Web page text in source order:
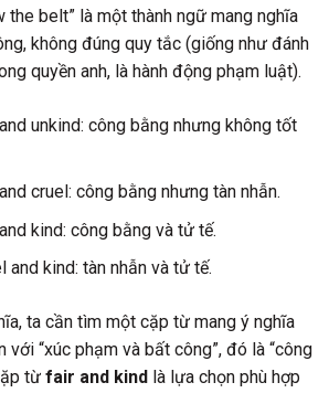
the belt” là một thành ngữ mang nghĩa
không đúng quy tắc (giống như đánh
quyền anh, là hành động phạm luật).
unkind: công bằng nhưng không tốt
cruel: công bằng nhưng tàn nhẫn.
kind: công bằng và tử tế.
and kind: tàn nhẫn và tử tế.
ta cần tìm một cặp từ mang ý nghĩa
với “xúc phạm và bất công”, đó là “công
từ fair and kind là lựa chọn phù hợp